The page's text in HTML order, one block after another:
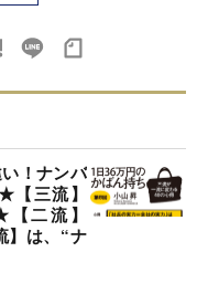
！ナンバ
【三流】
二流】
】は、“ナ